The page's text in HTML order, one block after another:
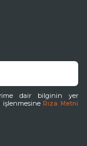
dair bilginin yer
işlenmesineRıza Metni